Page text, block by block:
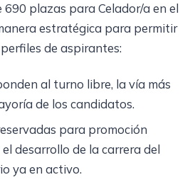
plazas para Celador/a en el
estratégica para permitir
de aspirantes:
al turno libre, la vía más
de los candidatos.
para promoción
desarrollo de la carrera del
ya en activo.